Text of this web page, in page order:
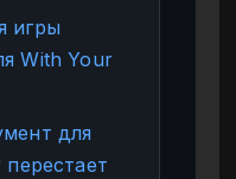
игры
With Your
для